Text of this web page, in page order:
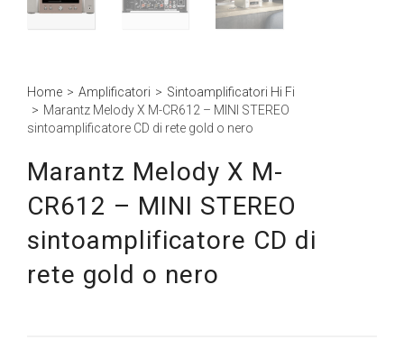
Home > Amplificatori > Sintoamplificatori Hi Fi
> Marantz Melody X M-CR612 – MINI STEREO
sintoamplificatore CD di rete gold o nero
Marantz Melody X M-
CR612 – MINI STEREO
sintoamplificatore CD di
rete gold o nero